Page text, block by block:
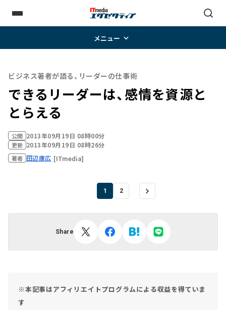
メニュー
ビジネス著者が語る、リーダーの仕事術
できるリーダーは、感情を資源と
とらえる
公開 2013年09月19日 08時00分
更新 2013年09月19日 08時26分
著者 田辺康広 [ITmedia]
1 2
Share
※本記事はアフィリエイトプログラムによる収益を得ていま
す